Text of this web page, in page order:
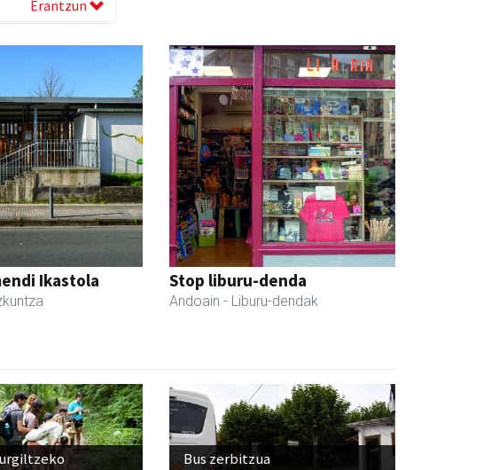
Erantzun
Ikastola Stop liburu-denda
Andoain - Liburu-dendak
Bus zerbitzua